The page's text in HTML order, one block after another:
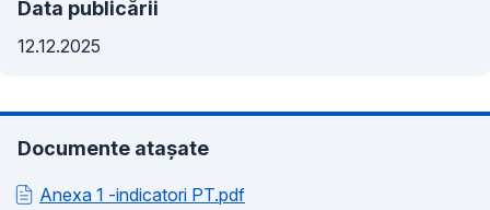
Data publicării
12.12.2025
Documente atașate
Anexa 1 -indicatori PT.pdf